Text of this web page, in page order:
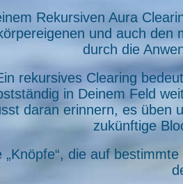
Rekursiven Aura
und auch den
durch die
rekursives Clearing
in Deinem Feld
daran erinnern, es üben
zukünftige
„Knöpfe“, die auf